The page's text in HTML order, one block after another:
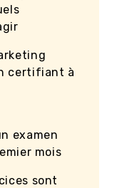
certifiant à
examen
mois
sont